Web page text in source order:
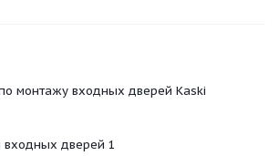
монтажу входных дверей Kaski
входных дверей 1